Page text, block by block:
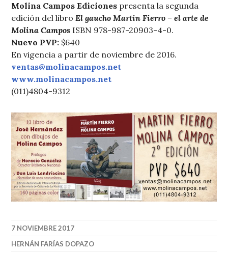
Molina Campos Ediciones presenta la segunda
edición del libroEl gaucho Martín Fierro – el arte de
Molina Campos ISBN 978-987-20903-4-0.
Nuevo PVP: $640
En vigencia a partir de noviembre de 2016.
ventas@molinacampos.net
www.molinacampos.net
(011)4804-9312
7 NOVIEMBRE 2017
HERNÁN FARÍAS DOPAZO